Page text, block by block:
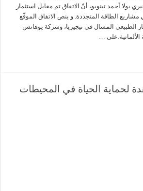
بولا أحمد تينوبو، أنّ الاتفاق تم مقابل استثمار
في مشاريع الطاقة المتجددة. و ينص الاتفاق الموقّع
الطبيعي المسال في نيجيريا، وشركة يوهانس
…
لحماية الحياة في المحيطات